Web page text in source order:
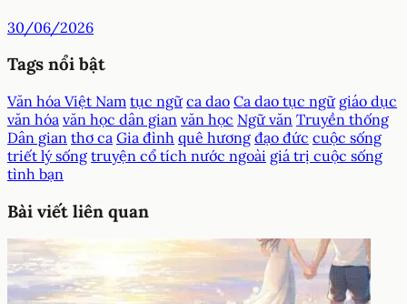
30/06/2026
Tags nổi bật
Văn hóa Việt Nam tục ngữ ca dao Ca dao tục ngữ giáo dục
văn hóa văn học dân gian văn học Ngữ văn Truyền thống
Dân gian thơ ca Gia đình quê hương đạo đức cuộc sống
triết lý sống truyện cổ tích nước ngoài giá trị cuộc sống
tình bạn
Bài viết liên quan